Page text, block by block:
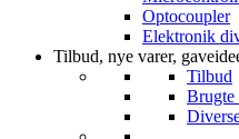
Optocoupler
Elektronik
Tilbud, nye varer,
Tilbud
Brugte